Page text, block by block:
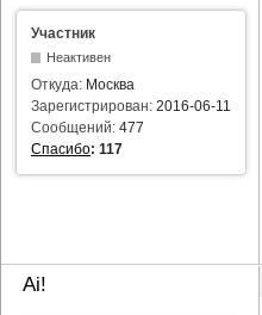
Участник
Неактивен
Откуда: Москва
Зарегистрирован: 2016-06-11
Сообщений: 477
Спасибо: 117
Ai!